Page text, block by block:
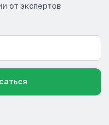
от экспертов